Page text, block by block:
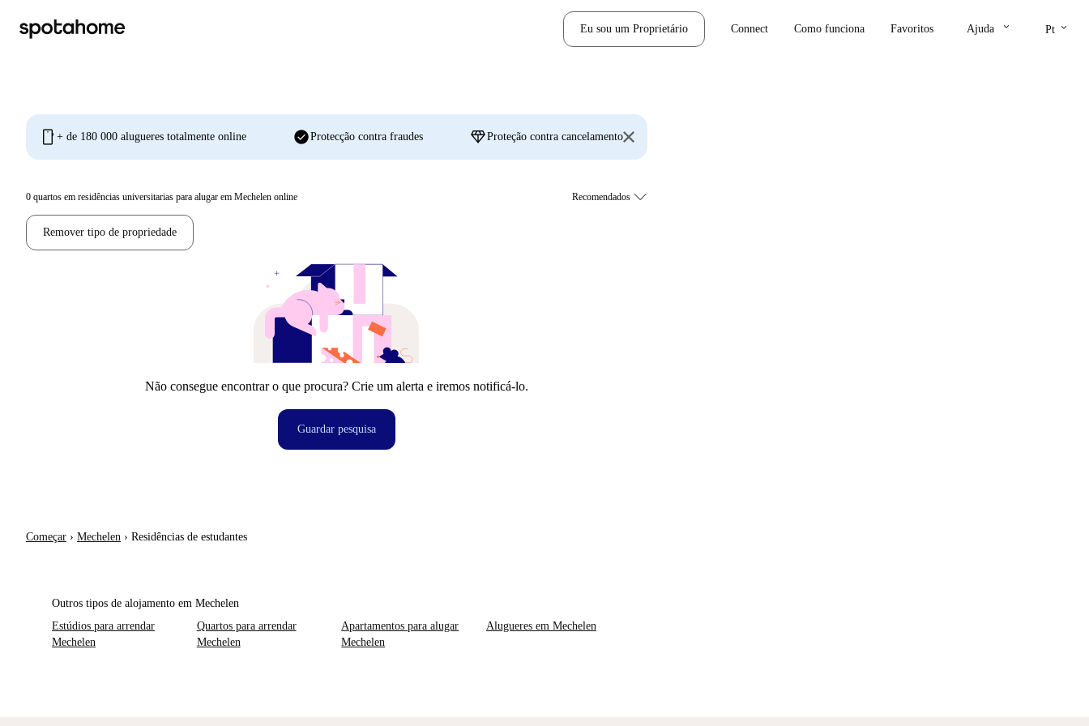
Eu sou um Proprietário Connect Como funciona Favoritos Ajuda keyboard_arrow_down Pt keyboard_arrow_down
mobile + de 180 000 alugueres totalmente online check_circleProtecção contra fraudes diamondProteção contra cancelamento
0 quartos em residências universitarias para alugar em Mechelen online
Remover tipo de propriedade
Não consegue encontrar o que procura? Crie um alerta e iremos notificá-lo.
Guardar pesquisa
Começar › Mechelen › Residências de estudantes
Outros tipos de alojamento em Mechelen
Estúdios para arrendar
Mechelen
Quartos para arrendar
Mechelen
Apartamentos para alugar
Mechelen
Alugueres em Mechelen